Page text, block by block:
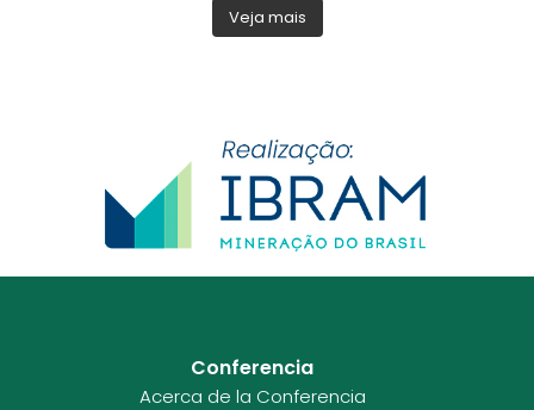
Veja mais
Conferencia
Acerca de la Conferencia